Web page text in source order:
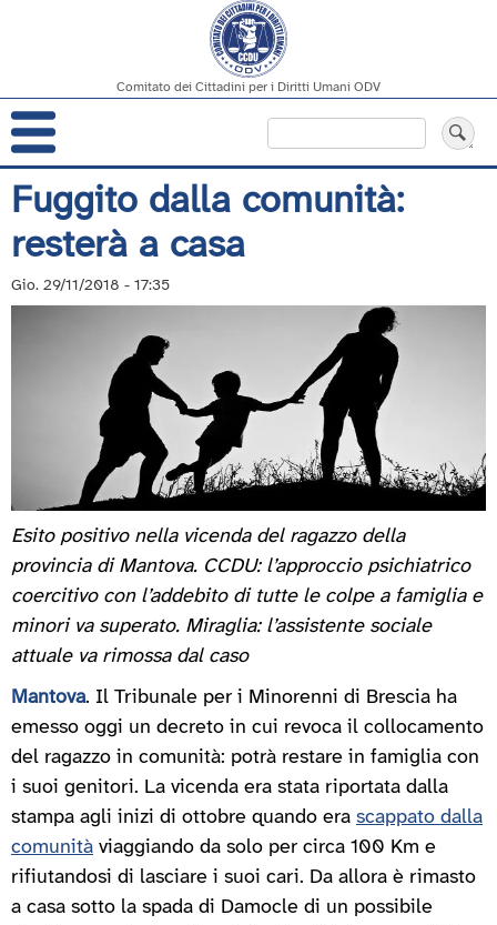
Salta
al
contenuto
principale
Comitato dei Cittadini per i Diritti Umani ODV
Navigazione
principale
Fuggito dalla comunità:
resterà a casa
Gio. 29/11/2018 - 17:35
Esito positivo nella vicenda del ragazzo della
provincia di Mantova. CCDU: l’approccio psichiatrico
coercitivo con l’addebito di tutte le colpe a famiglia e
minori va superato. Miraglia: l’assistente sociale
attuale va rimossa dal caso
Mantova. Il Tribunale per i Minorenni di Brescia ha
emesso oggi un decreto in cui revoca il collocamento
del ragazzo in comunità: potrà restare in famiglia con
i suoi genitori. La vicenda era stata riportata dalla
stampa agli inizi di ottobre quando era scappato dalla
comunità viaggiando da solo per circa 100 Km e
rifiutandosi di lasciare i suoi cari. Da allora è rimasto
a casa sotto la spada di Damocle di un possibile